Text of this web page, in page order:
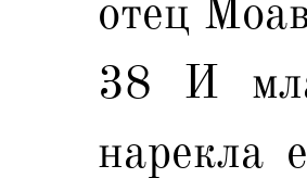
отец
38 И
нарекла